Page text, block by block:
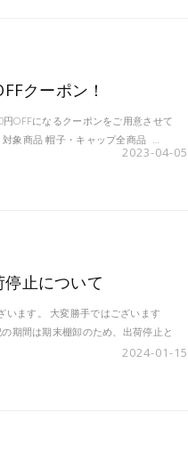
クーポン！
2023-04-05
OFFになるクーポンをご用意させて
象商品 帽子・キャップ全商品 …
止について
2024-01-15
います。 大変勝手ではございます
期間は期末棚卸のため、出荷停止と